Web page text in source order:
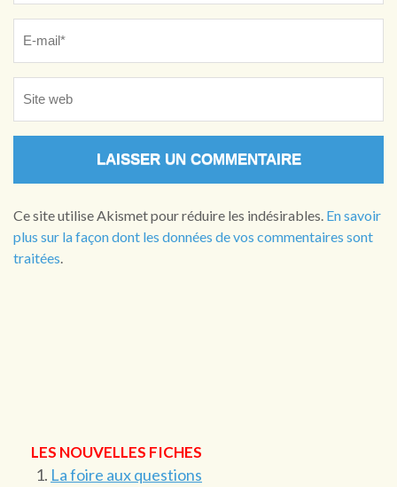
Ce site utilise Akismet pour réduire les indésirables. En savoir
plus sur la façon dont les données de vos commentaires sont
traitées
LES NOUVELLES FICHES
La foire aux questions